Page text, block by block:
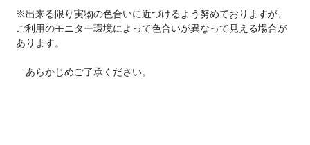
※出来る限り実物の色合いに近づけるよう努めておりますが、
ご利用のモニター環境によって色合いが異なって見える場合が
あります。
あらかじめご了承ください。